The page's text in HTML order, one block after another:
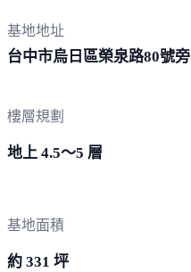
基地地址
台中市烏日區榮泉路80號旁
樓層規劃
地上 4.5～5 層
基地面積
約 331 坪